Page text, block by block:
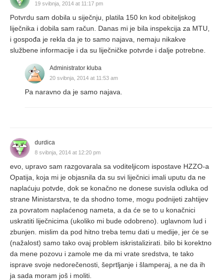
19 svibnja, 2014 at 11:17 pm
Potvrdu sam dobila u siječnju, platila 150 kn kod obiteljskog
liječnika i dobila sam račun. Danas mi je bila inspekcija za MTU,
i gospođa je rekla da je to samo najava, nemaju nikakve
službene informacije i da su liječničke potvrde i dalje potrebne.
Administrator kluba
20 svibnja, 2014 at 11:53 am
Pa naravno da je samo najava.
durdica
8 svibnja, 2014 at 12:20 pm
evo, upravo sam razgovarala sa voditeljicom ispostave HZZO-a
Opatija, koja mi je objasnila da su svi liječnici imali uputu da ne
naplaćuju potvde, dok se konačno ne donese suvisla odluka od
strane Ministarstva, te da shodno tome, mogu podnijeti zahtijev
za povratom naplaćenog nameta, a da će se to u konačnici
uskratiti liječnicima (ukoliko mi bude odobreno). uglavnom lud i
zbunjen. mislim da pod hitno treba temu dati u medije, jer će se
(nažalost) samo tako ovaj problem iskristalizirati. bilo bi korektno
da mene pozovu i zamole me da mi vrate sredstva, te tako
isprave svoje nedorečenosti, šeprtljanje i šlamperaj, a ne da ih
ja sada moram još i moliti.